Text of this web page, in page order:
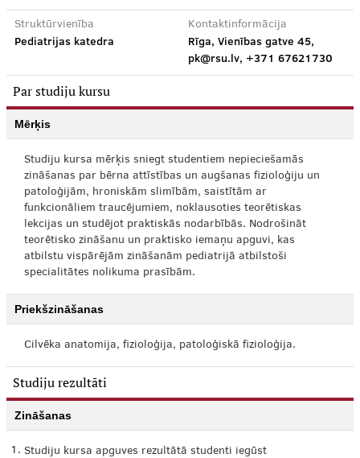
Struktūrvienība
Pediatrijas katedra
Kontaktinformācija
Rīga, Vienības gatve 45,
pk@rsu.lv, +371 67621730
Par studiju kursu
Mērķis
Studiju kursa mērķis sniegt studentiem nepieciešamās
zināšanas par bērna attīstības un augšanas fizioloģiju un
patoloģijām, hroniskām slimībām, saistītām ar
funkcionāliem traucējumiem, noklausoties teorētiskas
lekcijas un studējot praktiskās nodarbībās. Nodrošināt
teorētisko zināšanu un praktisko iemaņu apguvi, kas
atbilstu vispārējām zināšanām pediatrijā atbilstoši
specialitātes nolikuma prasībām.
Priekšzināšanas
Cilvēka anatomija, fizioloģija, patoloģiskā fizioloģija.
Studiju rezultāti
Zināšanas
1. Studiju kursa apguves rezultātā studenti iegūst